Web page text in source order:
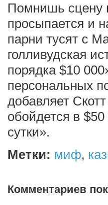
Помнишь сцену
просыпается и
парни тусят с
голливудская
порядка $10
персональных
добавляет
обойдется в
сутки».
Метки: миф,
Комментариев